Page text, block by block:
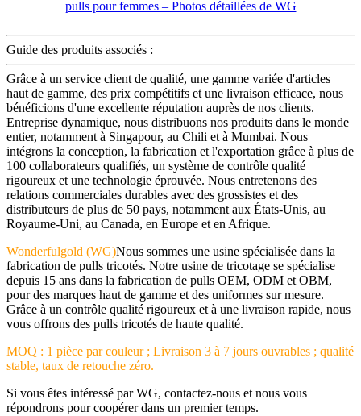
Guide des produits associés :
Grâce à un service client de qualité, une gamme variée d'articles
haut de gamme, des prix compétitifs et une livraison efficace, nous
bénéficions d'une excellente réputation auprès de nos clients.
Entreprise dynamique, nous distribuons nos produits dans le monde
entier, notamment à Singapour, au Chili et à Mumbai. Nous
intégrons la conception, la fabrication et l'exportation grâce à plus de
100 collaborateurs qualifiés, un système de contrôle qualité
rigoureux et une technologie éprouvée. Nous entretenons des
relations commerciales durables avec des grossistes et des
distributeurs de plus de 50 pays, notamment aux États-Unis, au
Royaume-Uni, au Canada, en Europe et en Afrique.
Wonderfulgold (WG)Nous sommes une usine spécialisée dans la
fabrication de pulls tricotés. Notre usine de tricotage se spécialise
depuis 15 ans dans la fabrication de pulls OEM, ODM et OBM,
pour des marques haut de gamme et des uniformes sur mesure.
Grâce à un contrôle qualité rigoureux et à une livraison rapide, nous
vous offrons des pulls tricotés de haute qualité.
MOQ : 1 pièce par couleur ; Livraison 3 à 7 jours ouvrables ; qualité
stable, taux de retouche zéro.
Si vous êtes intéressé par WG, contactez-nous et nous vous
répondrons pour coopérer dans un premier temps.